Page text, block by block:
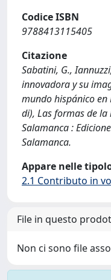
Codice ISBN
9788413115405
Citazione
Sabatini, G.,
innovadora y su
mundo hispánico en
di), Las formas de
Salamanca :
Salamanca.
Appare nelle
2.1 Contributo in
File in questo
Non ci sono file